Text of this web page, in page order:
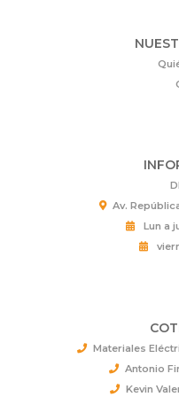
Av.
Lun a
Materiales
Antonio
Kevin